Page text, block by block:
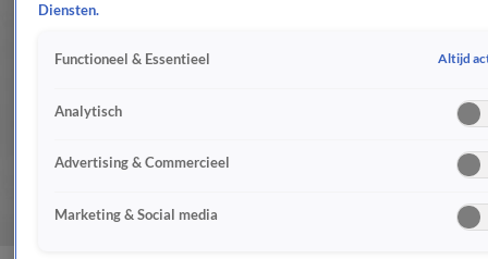
Diensten.
Functioneel & Essentieel Altijd
Analytisch
Advertising & Commercieel
Marketing & Social media